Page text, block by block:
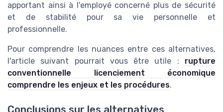
apportant ainsi à l'employé concerné plus de sécurité
et de stabilité pour sa vie personnelle et
professionnelle.
Pour comprendre les nuances entre ces alternatives,
l'article suivant pourrait vous être utile : rupture
conventionnelle licenciement économique
comprendre les enjeux et les procédures.
Conclusions sur les alternatives